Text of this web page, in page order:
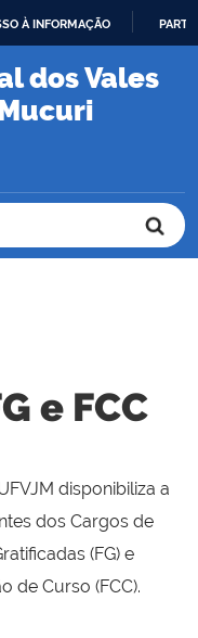
À INFORMAÇÃO
dos Vales
e FCC
disponibiliza a
dos Cargos de
(FG) e
de Curso (FCC).